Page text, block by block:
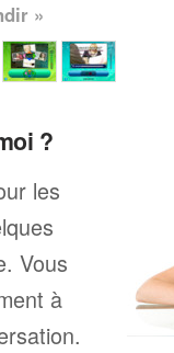
»
?
les
Vous
à